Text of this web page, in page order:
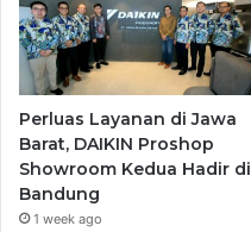
Perluas Layanan di Jawa
Barat, DAIKIN Proshop
Showroom Kedua Hadir di
Bandung
1 week ago